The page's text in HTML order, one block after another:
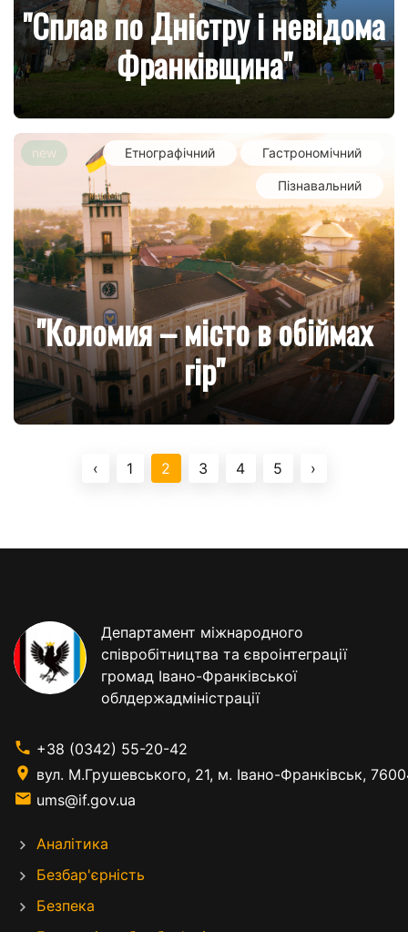
"Сплав по Дністру і невідома
Франківщина"
new Етнографічний Гастрономічний
Пізнавальний
"Коломия – місто в обіймах
гір"
‹ 1 2 3 4 5 ›
Департамент міжнародного
співробітництва та євроінтеграції
громад Івано-Франківської
облдержадміністрації
+38 (0342) 55-20-42
вул. М.Грушевського, 21, м. Івано-Франківськ,
ums@if.gov.ua
Аналітика
Безбар'єрність
Безпека